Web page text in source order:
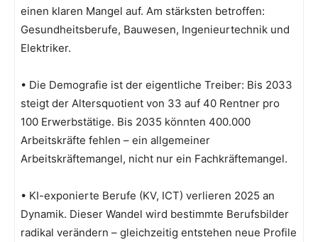
einen klaren Mangel auf. Am stärksten betroffen:
Gesundheitsberufe, Bauwesen, Ingenieurtechnik und
Elektriker.
• Die Demografie ist der eigentliche Treiber: Bis 2033
steigt der Altersquotient von 33 auf 40 Rentner pro
100 Erwerbstätige. Bis 2035 könnten 400.000
Arbeitskräfte fehlen – ein allgemeiner
Arbeitskräftemangel, nicht nur ein Fachkräftemangel.
• KI-exponierte Berufe (KV, ICT) verlieren 2025 an
Dynamik. Dieser Wandel wird bestimmte Berufsbilder
radikal verändern – gleichzeitig entstehen neue Profile